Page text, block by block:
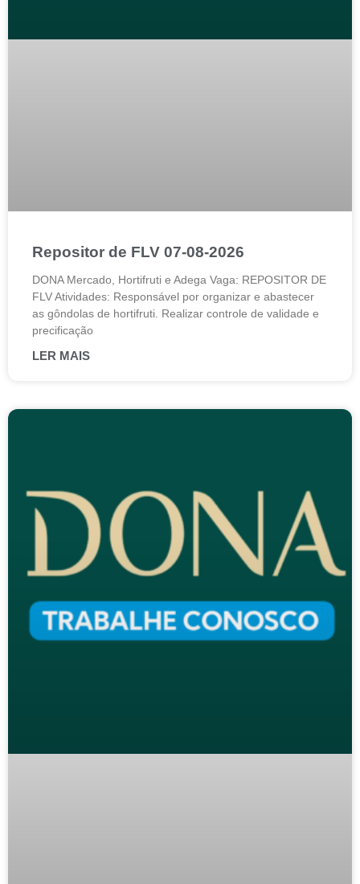
Repositor de FLV 07-08-2026
DONA Mercado, Hortifruti e Adega Vaga: REPOSITOR DE
FLV Atividades: Responsável por organizar e abastecer
as gôndolas de hortifruti. Realizar controle de validade e
precificação
LER MAIS